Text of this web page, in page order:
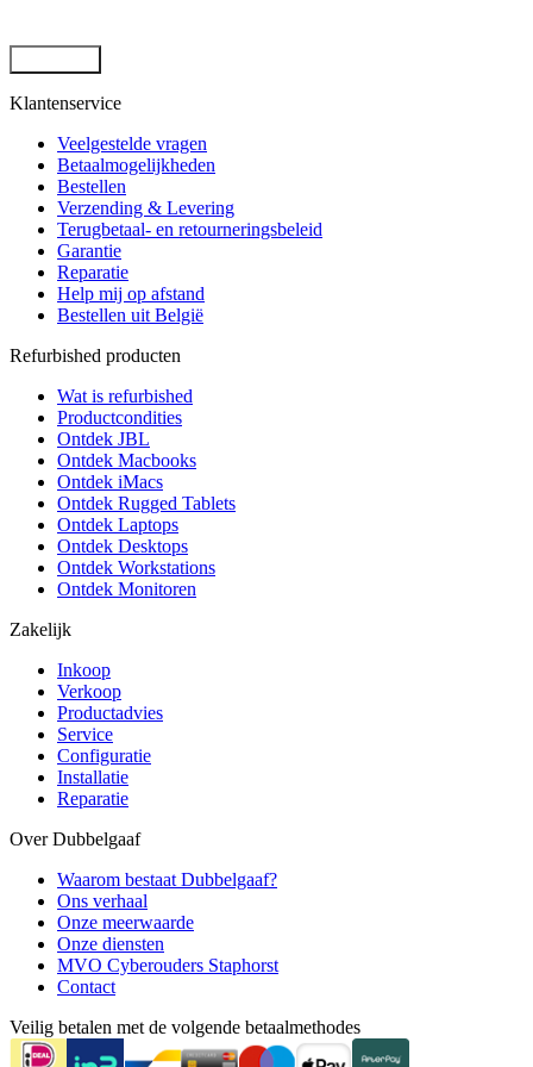
Klantenservice
Veelgestelde vragen
Betaalmogelijkheden
Bestellen
Verzending & Levering
Terugbetaal- en retourneringsbeleid
Garantie
Reparatie
Help mij op afstand
Bestellen uit België
Refurbished producten
Wat is refurbished
Productcondities
Ontdek JBL
Ontdek Macbooks
Ontdek iMacs
Ontdek Rugged Tablets
Ontdek Laptops
Ontdek Desktops
Ontdek Workstations
Ontdek Monitoren
Zakelijk
Inkoop
Verkoop
Productadvies
Service
Configuratie
Installatie
Reparatie
Over Dubbelgaaf
Waarom bestaat Dubbelgaaf?
Ons verhaal
Onze meerwaarde
Onze diensten
MVO Cyberouders Staphorst
Contact
Veilig betalen met de volgende betaalmethodes